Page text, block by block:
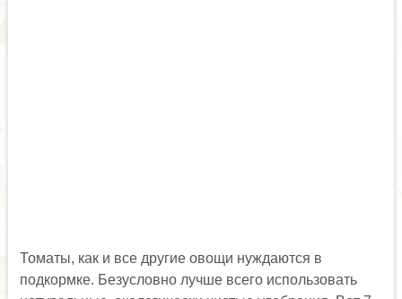
Томаты, как и все другие овощи нуждаются в
подкормке. Безусловно лучше всего использовать